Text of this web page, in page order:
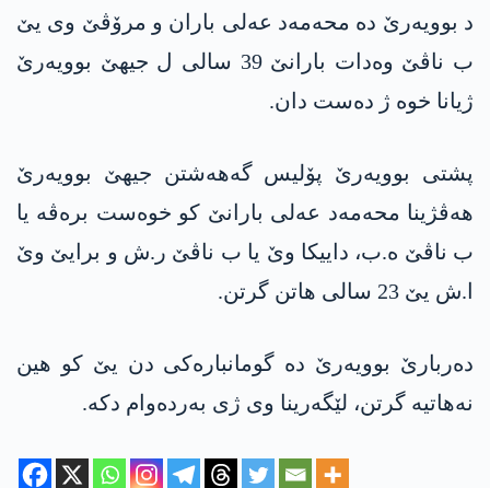
د بوویەرێ دە محەمەد عەلی باران و مرۆڤێ وی یێ
ب ناڤێ وەدات بارانێ 39 سالی ل جیھێ بوویەرێ
ژیانا خوە ژ دەست دان.
پشتی بوویەرێ پۆلیس گەھەشتن جیھێ بوویەرێ
ھەڤژینا محەمەد عەلی بارانێ کو خوەست برەڤە یا
ب ناڤێ ە.ب، داییکا وێ یا ب ناڤێ ر.ش و برایێ وێ
ا.ش یێ 23 سالی ھاتن گرتن.
دەربارێ بوویەرێ دە گومانبارەکی دن یێ کو ھین
نەھاتیە گرتن، لێگەرینا وی ژی بەردەوام دکە.